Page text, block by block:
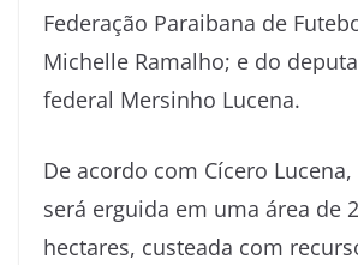
Federação Paraibana de
Michelle Ramalho; e do
federal Mersinho Lucena.
De acordo com Cícero
será erguida em uma área de
hectares, custeada com